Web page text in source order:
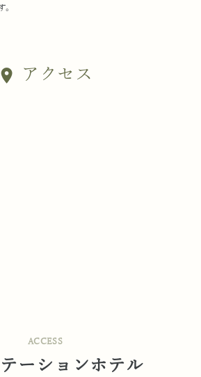
location_on アクセス
ACCESS
ーションホテル